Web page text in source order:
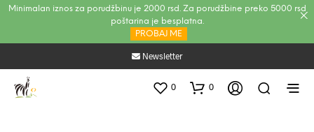
Minimalan iznos za porudžbinu je 2000 rsd. Za porudžbine preko 5000 rsd
poštarina je besplatna.
PROBAJ ME
Newsletter
0 0